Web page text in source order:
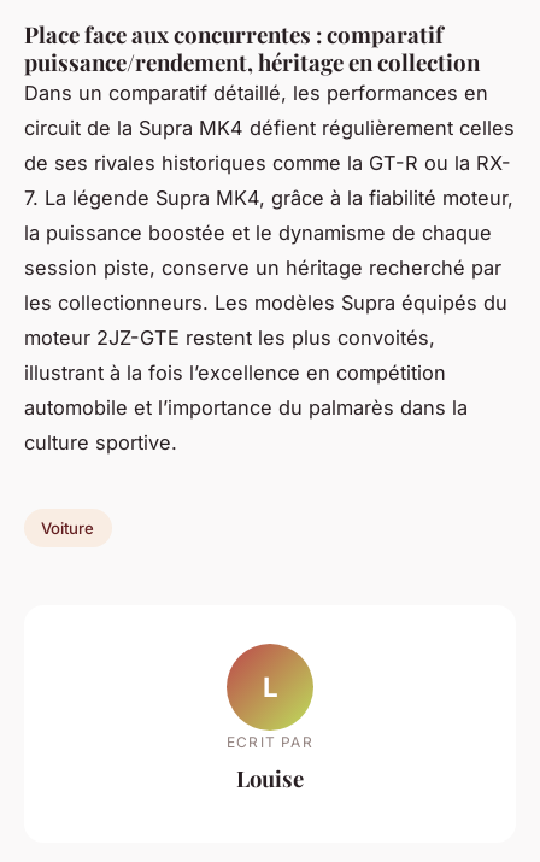
Place face aux concurrentes : comparatif
puissance/rendement, héritage en collection
Dans un comparatif détaillé, les performances en
circuit de la Supra MK4 défient régulièrement celles
de ses rivales historiques comme la GT-R ou la RX-
7. La légende Supra MK4, grâce à la fiabilité moteur,
la puissance boostée et le dynamisme de chaque
session piste, conserve un héritage recherché par
les collectionneurs. Les modèles Supra équipés du
moteur 2JZ-GTE restent les plus convoités,
illustrant à la fois l’excellence en compétition
automobile et l’importance du palmarès dans la
culture sportive.
Voiture
L
ECRIT PAR
Louise